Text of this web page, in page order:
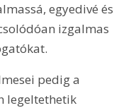
egyedivé és
izgalmas
pedig a
legeltethetik